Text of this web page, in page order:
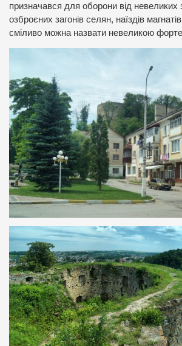
призначався для оборони від невеликих
озброєних загонів селян, наїздів
сміливо можна назвати невеликою